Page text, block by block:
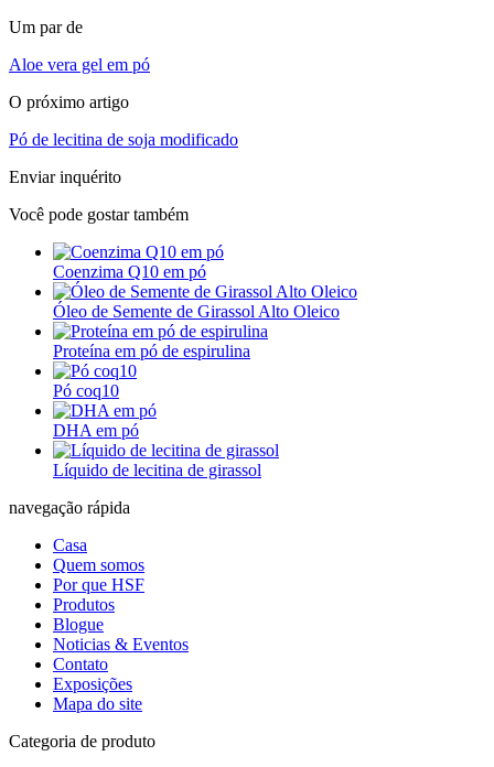
Um par de
Aloe vera gel em pó
O próximo artigo
Pó de lecitina de soja modificado
Enviar inquérito
Você pode gostar também
Coenzima Q10 em pó
Óleo de Semente de Girassol Alto Oleico
Proteína em pó de espirulina
Pó coq10
DHA em pó
Líquido de lecitina de girassol
navegação rápida
Casa
Quem somos
Por que HSF
Produtos
Blogue
Noticias & Eventos
Contato
Exposições
Mapa do site
Categoria de produto